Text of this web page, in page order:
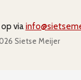
via
Sietse Meijer